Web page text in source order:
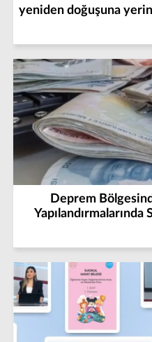
yeniden doğuşuna
Deprem
Yapılandırmalarında